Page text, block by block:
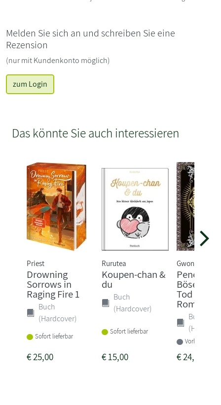
Melden Sie sich an und schreiben Sie eine
Rezension
(nur mit Kundenkonto möglich)
zum Login
Das könnte Sie auch interessieren
Priest
Drowning
Sorrows in
Raging Fire 1
Buch
(Hardcover)
Sofort lieferbar
€25,00
Rurutea
Koupen-chan &
du
Buch
(Hardcover)
Sofort lieferbar
€15,00
Gwon Gyeoeul
Penelope
Böse ist
Tod
Rom...
Buch
Vorbestellbar
€24,00